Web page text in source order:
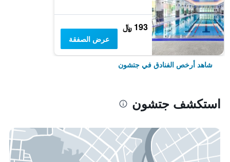
193 ﷼
عرض الصفقة
شاهد أرخص الفنادق في جتشون
استكشف جتشون